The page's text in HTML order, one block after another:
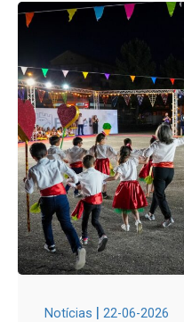
Notícias | 22-06-2026